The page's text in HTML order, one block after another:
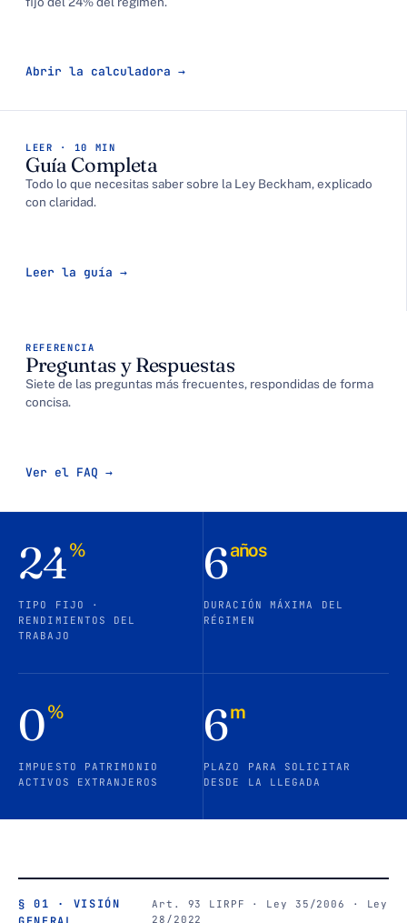
Abrir la calculadora
LEER · 10 MIN
Guía Completa
Todo lo que necesitas saber sobre la Ley Beckham, explicado
con claridad.
Leer la guía
REFERENCIA
Preguntas y Respuestas
Siete de las preguntas más frecuentes, respondidas de forma
concisa.
Ver el FAQ
24%
TIPO FIJO ·
RENDIMIENTOS DEL
TRABAJO
6años
DURACIÓN MÁXIMA DEL
RÉGIMEN
0%
IMPUESTO PATRIMONIO
ACTIVOS EXTRANJEROS
6m
PLAZO PARA SOLICITAR
DESDE LA LLEGADA
§ 01 · VISIÓN
Art. 93 LIRPF · Ley 35/2006 · Ley
28/2022